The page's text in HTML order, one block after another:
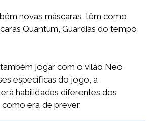
novas máscaras, têm como
Quantum, Guardiãs do tempo
jogar com o vilão Neo
específicas do jogo, a
habilidades diferentes dos
era de prever.